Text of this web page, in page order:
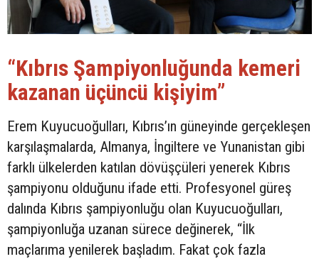
“Kıbrıs Şampiyonluğunda kemeri
kazanan üçüncü kişiyim”
Erem Kuyucuoğulları, Kıbrıs’ın güneyinde gerçekleşen
karşılaşmalarda, Almanya, İngiltere ve Yunanistan gibi
farklı ülkelerden katılan dövüşçüleri yenerek Kıbrıs
şampiyonu olduğunu ifade etti. Profesyonel güreş
dalında Kıbrıs şampiyonluğu olan Kuyucuoğulları,
şampiyonluğa uzanan sürece değinerek, “İlk
maçlarıma yenilerek başladım. Fakat çok fazla